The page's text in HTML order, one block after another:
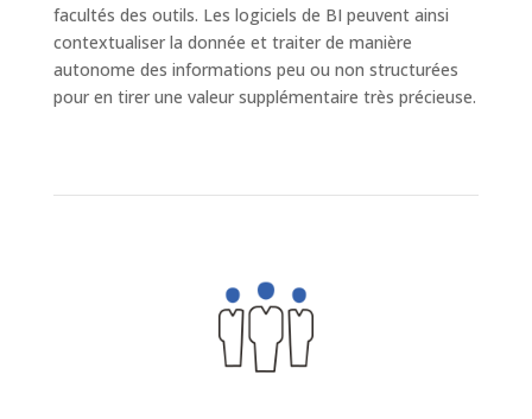
facultés des outils. Les logiciels de BI peuvent ainsi
contextualiser la donnée et traiter de manière
autonome des informations peu ou non structurées
pour en tirer une valeur supplémentaire très précieuse.